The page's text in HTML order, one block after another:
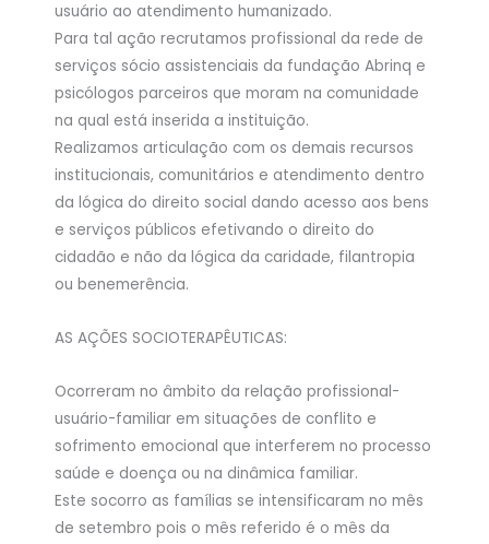
usuário ao atendimento humanizado.
Para tal ação recrutamos profissional da rede de
serviços sócio assistenciais da fundação Abrinq e
psicólogos parceiros que moram na comunidade
na qual está inserida a instituição.
Realizamos articulação com os demais recursos
institucionais, comunitários e atendimento dentro
da lógica do direito social dando acesso aos bens
e serviços públicos efetivando o direito do
cidadão e não da lógica da caridade, filantropia
ou benemerência.
AS AÇÕES SOCIOTERAPÊUTICAS:
Ocorreram no âmbito da relação profissional-
usuário-familiar em situações de conflito e
sofrimento emocional que interferem no processo
saúde e doença ou na dinâmica familiar.
Este socorro as famílias se intensificaram no mês
de setembro pois o mês referido é o mês da